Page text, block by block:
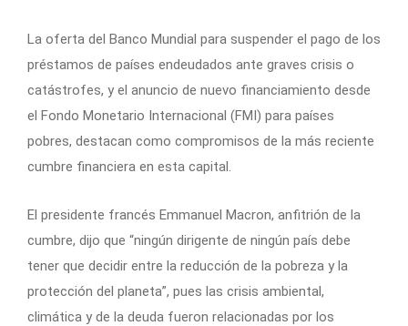
La oferta del Banco Mundial para suspender el pago de los
préstamos de países endeudados ante graves crisis o
catástrofes, y el anuncio de nuevo financiamiento desde
el Fondo Monetario Internacional (FMI) para países
pobres, destacan como compromisos de la más reciente
cumbre financiera en esta capital.
El presidente francés Emmanuel Macron, anfitrión de la
cumbre, dijo que “ningún dirigente de ningún país debe
tener que decidir entre la reducción de la pobreza y la
protección del planeta”, pues las crisis ambiental,
climática y de la deuda fueron relacionadas por los